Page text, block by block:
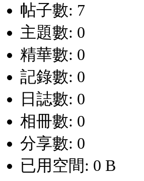
帖子數: 7
主題數: 0
精華數: 0
記錄數: 0
日誌數: 0
相冊數: 0
分享數: 0
已用空間: 0 B